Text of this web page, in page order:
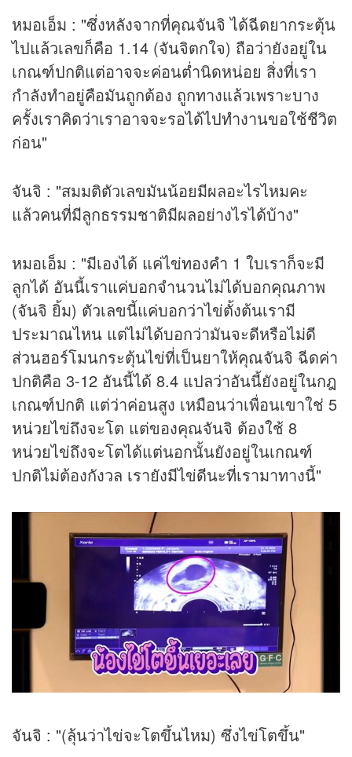
หมอเอ็ม : "ซึ่งหลังจากที่คุณจันจิ ได้ฉีดยากระตุ้น
ไปแล้วเลขก็คือ 1.14 (จันจิตกใจ) ถือว่ายังอยู่ใน
เกณฑ์ปกติแต่อาจจะค่อนต่ำนิดหน่อย สิ่งที่เรา
กำลังทำอยู่คือมันถูกต้อง ถูกทางแล้วเพราะบาง
ครั้งเราคิดว่าเราอาจจะรอได้ไปทำงานขอใช้ชีวิต
ก่อน"
จันจิ : "สมมติตัวเลขมันน้อยมีผลอะไรไหมคะ
แล้วคนที่มีลูกธรรมชาติมีผลอย่างไรได้บ้าง"
หมอเอ็ม : "มีเองได้ แค่ไข่ทองคำ 1 ใบเราก็จะมี
ลูกได้ อันนี้เราแค่บอกจำนวนไม่ได้บอกคุณภาพ
(จันจิ ยิ้ม) ตัวเลขนี้แค่บอกว่าไข่ตั้งต้นเรามี
ประมาณไหน แต่ไม่ได้บอกว่ามันจะดีหรือไม่ดี
ส่วนฮอร์โมนกระตุ้นไข่ที่เป็นยาให้คุณจันจิ ฉีดค่า
ปกติคือ 3-12 อันนี้ได้ 8.4 แปลว่าอันนี้ยังอยู่ในกฎ
เกณฑ์ปกติ แต่ว่าค่อนสูง เหมือนว่าเพื่อนเขาใช่ 5
หน่วยไข่ถึงจะโต แต่ของคุณจันจิ ต้องใช้ 8
หน่วยไข่ถึงจะโตได้แต่นอกนั้นยังอยู่ในเกณฑ์
ปกติไม่ต้องกังวล เรายังมีไข่ดีนะที่เรามาทางนี้"
จันจิ : "(ลุ้นว่าไข่จะโตขึ้นไหม) ซึ่งไข่โตขึ้น"